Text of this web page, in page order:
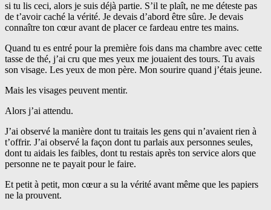
si tu lis ceci, alors je suis déjà partie. S’il te plaît, ne me déteste pas
de t’avoir caché la vérité. Je devais d’abord être sûre. Je devais
connaître ton cœur avant de placer ce fardeau entre tes mains.
Quand tu es entré pour la première fois dans ma chambre avec cette
tasse de thé, j’ai cru que mes yeux me jouaient des tours. Tu avais
son visage. Les yeux de mon père. Mon sourire quand j’étais jeune.
Mais les visages peuvent mentir.
Alors j’ai attendu.
J’ai observé la manière dont tu traitais les gens qui n’avaient rien à
t’offrir. J’ai observé la façon dont tu parlais aux personnes seules,
dont tu aidais les faibles, dont tu restais après ton service alors que
personne ne te payait pour le faire.
Et petit à petit, mon cœur a su la vérité avant même que les papiers
ne la prouvent.